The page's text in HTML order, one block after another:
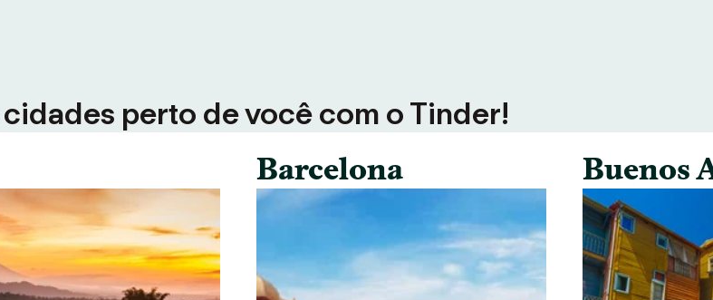
perto de você com o Tinder!
Barcelona Buenos